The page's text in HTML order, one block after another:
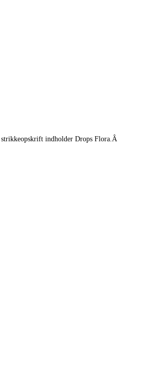
strikkeopskrift indholder Drops Flora.Â